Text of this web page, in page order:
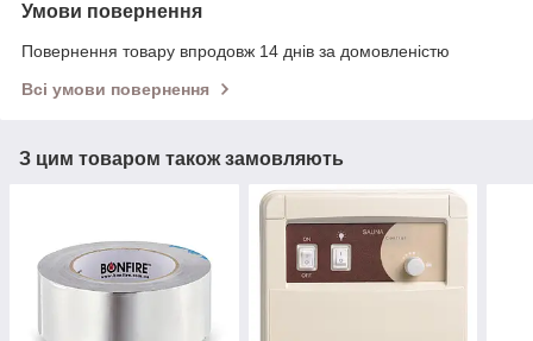
Умови повернення
Повернення товару впродовж 14 днів за домовленістю
Всі умови повернення
З цим товаром також замовляють